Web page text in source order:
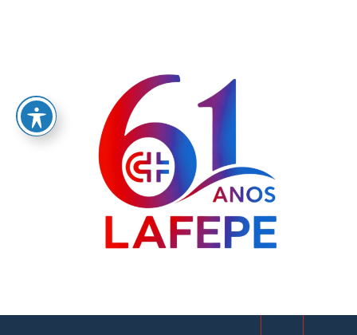
LABORATÓRIO FARMACÊUTICO DO ESTADO DE PERNAMBUCO
GOVERNADOR MIGUEL ARRAES - LAFEPE AVISO DE COTAÇÃO Nº 0095/2025